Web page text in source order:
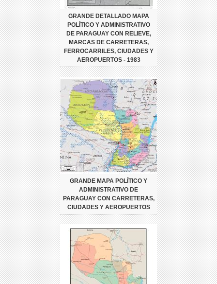
GRANDE DETALLADO MAPA
POLÍTICO Y ADMINISTRATIVO
DE PARAGUAY CON RELIEVE,
MARCAS DE CARRETERAS,
FERROCARRILES, CIUDADES Y
AEROPUERTOS - 1983
GRANDE MAPA POLÍTICO Y
ADMINISTRATIVO DE
PARAGUAY CON CARRETERAS,
CIUDADES Y AEROPUERTOS